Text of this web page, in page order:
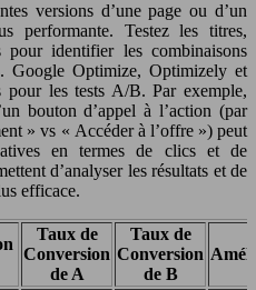
versions d’une page ou d’un
performante. Testez les titres,
identifier les combinaisons
Google Optimize, Optimizely et
les tests A/B. Par exemple,
bouton d’appel à l’action (par
» vs « Accéder à l’offre ») peut
en termes de clics et de
d’analyser les résultats et de
efficace.
Taux de
Conversion
de A
Taux de
Conversion
de B